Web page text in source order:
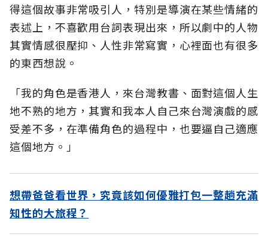
得這個故事非常吸引人，特別是導演在某些情緒的
表述上，不喜歡用台詞表現出來，所以劇中的人物
其實情感很壓抑、人性非常寫實，心裡面也有很多
的東西想說。
「我的角色是香港人，來台灣教書、面對這個人生
地不熟的地方，其實和我本人自己來台灣演戲的感
受差不多，在準備角色的過程中，也要逼自己適應
這個地方。」
想帶爸爸看世界，究竟該如何優雅打包一整趟充滿
知性的大旅程？